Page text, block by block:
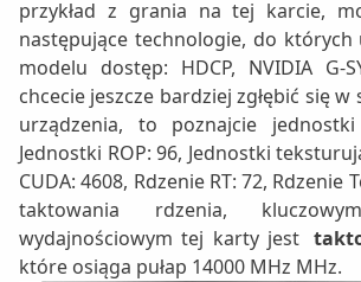
przykład z grania na tej karcie,
następujące technologie, do których
modelu dostęp: HDCP, NVIDIA G-
chcecie jeszcze bardziej zgłębić się
urządzenia, to poznajcie jednostki
Jednostki ROP: 96, Jednostki
CUDA: 4608, Rdzenie RT: 72, Rdzenie
taktowania rdzenia,
wydajnościowym tej karty jest
które osiąga pułap 14000 MHz MHz.